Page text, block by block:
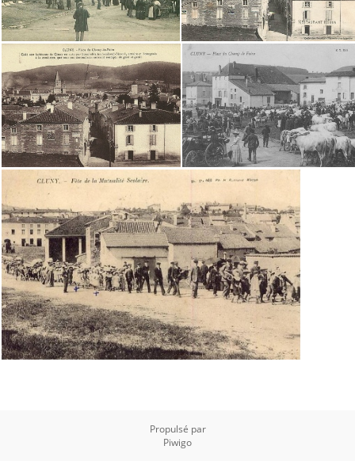
Propulsé par
Piwigo